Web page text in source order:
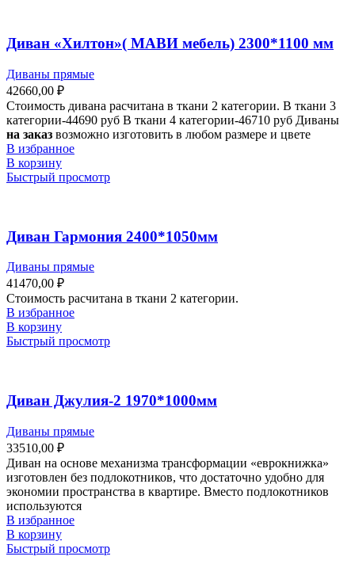
Диван «Хилтон»( МАВИ мебель) 2300*1100 мм
Диваны прямые
42660,00 ₽
Стоимость дивана расчитана в ткани 2 категории. В ткани 3
категории-44690 руб В ткани 4 категории-46710 руб Диваны
на заказ возможно изготовить в любом размере и цвете
В избранное
В корзину
Быстрый просмотр
Диван Гармония 2400*1050мм
Диваны прямые
41470,00 ₽
Стоимость расчитана в ткани 2 категории.
В избранное
В корзину
Быстрый просмотр
Диван Джулия-2 1970*1000мм
Диваны прямые
33510,00 ₽
Диван на основе механизма трансформации «еврокнижка»
изготовлен без подлокотников, что достаточно удобно для
экономии пространства в квартире. Вместо подлокотников
используются
В избранное
В корзину
Быстрый просмотр